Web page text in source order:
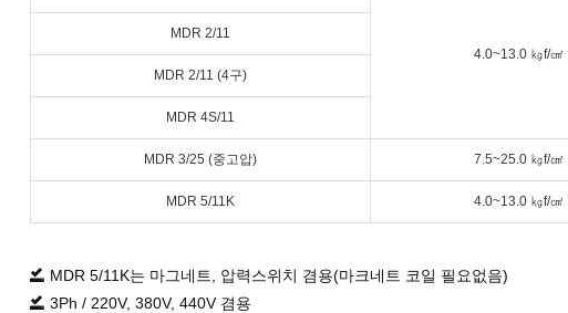
4.0~13.0 ㎏f/㎠
MDR 2/11
MDR 2/11 (4구)
MDR 4S/11
MDR 3/25 (중고압) 7.5~25.0 ㎏f/㎠
MDR 5/11K 4.0~13.0 ㎏f/㎠
MDR 5/11K는 마그네트, 압력스위치 겸용(마크네트 코일 필요없음)
3Ph / 220V, 380V, 440V 겸용